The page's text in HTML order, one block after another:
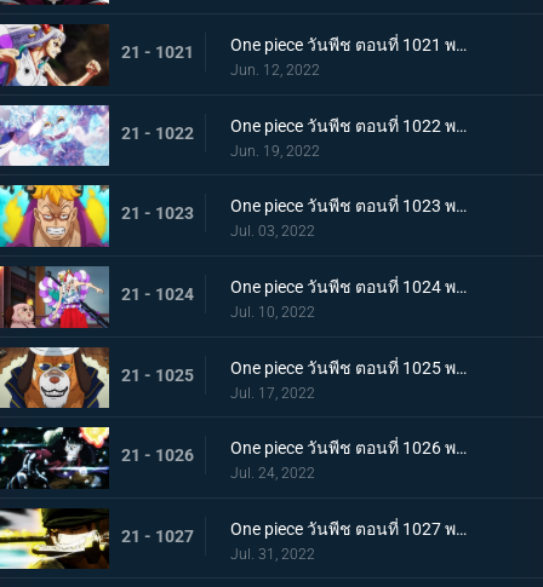
21 - 1021 One piece วันพีช ตอนที่ 1021 พากย์ไทย สแพงค์แสนรุนแรง! ปัญหาเรื่องผู้หญิงของซันจิ
Jun. 12, 2022
21 - 1022 One piece วันพีช ตอนที่ 1022 พากย์ไทย ไม่นึกเสียใจ ลูฟี่กับลูกพี่สายสัมพันธ์ศิษย์อาจารย์
Jun. 19, 2022
21 - 1023 One piece วันพีช ตอนที่ 1023 พากย์ไทย เตรียมพร้อมเรียบร้อย! ช็อปเปอร์เฟจเนบูไลเซอร์
Jul. 03, 2022
21 - 1024 One piece วันพีช ตอนที่ 1024 พากย์ไทย โอเด้งปรากฏตัว! จิตใจของปลอกดาบแดงหวั่นไหว
Jul. 10, 2022
21 - 1025 One piece วันพีช ตอนที่ 1025 พากย์ไทย รุ่นที่เลวร้ายที่สุดพินาศสิ้น! ท่าใหญ่ของสี่จักรพรรดิ
Jul. 17, 2022
21 - 1026 One piece วันพีช ตอนที่ 1026 พากย์ไทย ซุปเปอร์โนวาโต้กลับแผนแยก 4 จักรพรรดิ
Jul. 24, 2022
21 - 1027 One piece วันพีช ตอนที่ 1027 พากย์ไทย ปกป้องลูฟี่ไว้! วิชาดาบของโซโลกับลอว์
Jul. 31, 2022